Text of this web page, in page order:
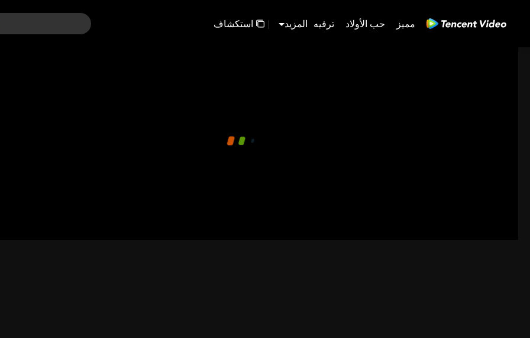
مميز حب الأولاد ترفيه المزيد | استكشاف